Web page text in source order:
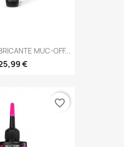
MUC-OFF...
€
favorite_border